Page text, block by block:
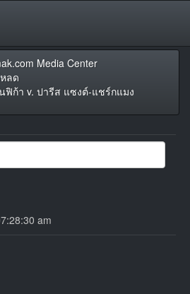
Media Center
ลด
ฟิก้า v. ปารีส แซงต์-แชร์กแมง
am